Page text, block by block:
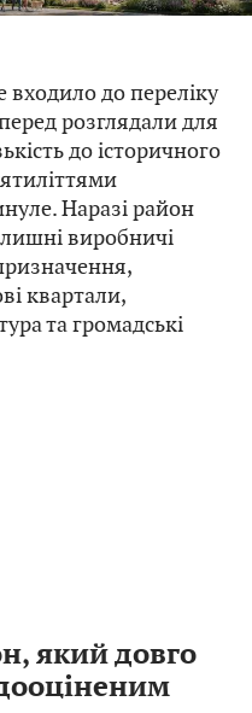
до переліку
розглядали для
до історичного
Наразі район
виробничі
квартали,
та громадські
який довго